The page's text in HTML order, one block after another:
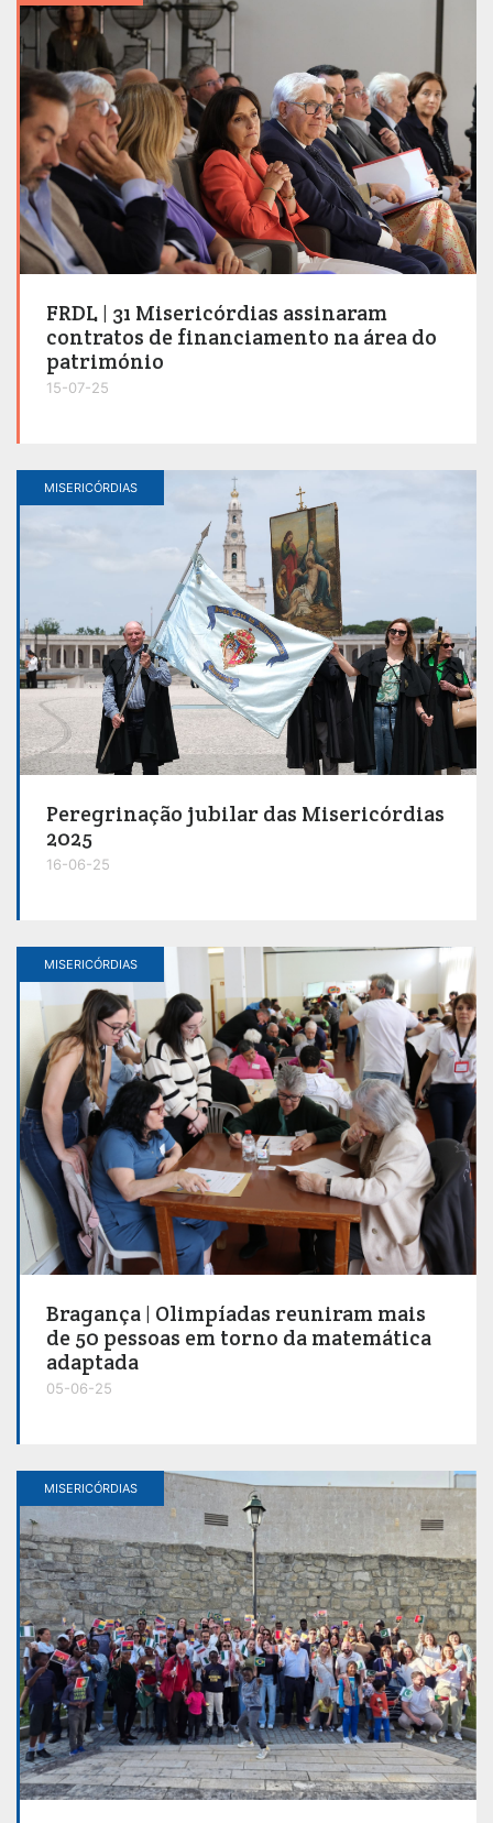
FRDL | 31 Misericórdias assinaram
contratos de financiamento na área do
património
15-07-25
MISERICÓRDIAS
Peregrinação jubilar das Misericórdias
2025
16-06-25
MISERICÓRDIAS
Bragança | Olimpíadas reuniram mais
de 50 pessoas em torno da matemática
adaptada
05-06-25
MISERICÓRDIAS